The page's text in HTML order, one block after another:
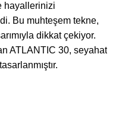
hayallerinizi
Bu muhteşem tekne,
dikkat çekiyor.
ATLANTIC 30, seyahat